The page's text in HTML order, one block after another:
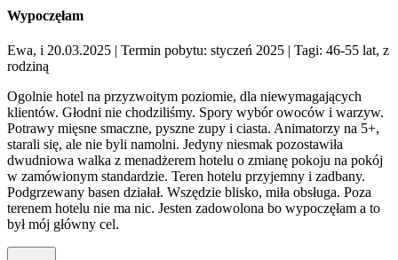
Wypoczęłam
Ewa, i 20.03.2025 | Termin pobytu: styczeń 2025 | Tagi: 46-55 lat, z
rodziną
Ogolnie hotel na przyzwoitym poziomie, dla niewymagających
klientów. Głodni nie chodziliśmy. Spory wybór owoców i warzyw.
Potrawy mięsne smaczne, pyszne zupy i ciasta. Animatorzy na 5+,
starali się, ale nie byli namolni. Jedyny niesmak pozostawiła
dwudniowa walka z menadżerem hotelu o zmianę pokoju na pokój
w zamówionym standardzie. Teren hotelu przyjemny i zadbany.
Podgrzewany basen działał. Wszędzie blisko, miła obsługa. Poza
terenem hotelu nie ma nic. Jesten zadowolona bo wypoczęłam a to
był mój główny cel.